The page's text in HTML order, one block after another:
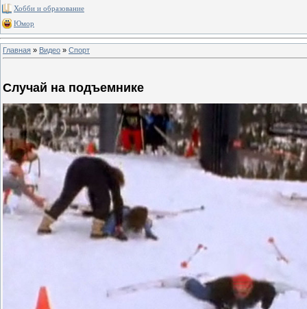
Хобби и образование
Юмор
Главная » Видео » Спорт
Случай на подъемнике